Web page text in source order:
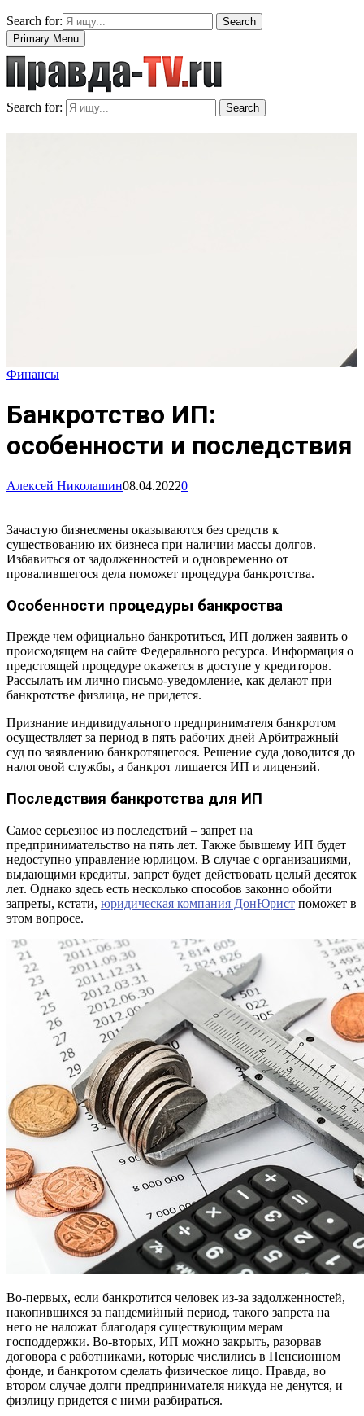
Search for:
Search
Primary Menu
Search for: Search
Финансы
Банкротство ИП:
особенности и последствия
Алексей Николашин08.04.20220
Зачастую бизнесмены оказываются без средств к
существованию их бизнеса при наличии массы долгов.
Избавиться от задолженностей и одновременно от
провалившегося дела поможет процедура банкротства.
Особенности процедуры банкроства
Прежде чем официально банкротиться, ИП должен заявить о
происходящем на сайте Федерального ресурса. Информация о
предстоящей процедуре окажется в доступе у кредиторов.
Рассылать им лично письмо-уведомление, как делают при
банкротстве физлица, не придется.
Признание индивидуального предпринимателя банкротом
осуществляет за период в пять рабочих дней Арбитражный
суд по заявлению банкротящегося. Решение суда доводится до
налоговой службы, а банкрот лишается ИП и лицензий.
Последствия банкротства для ИП
Самое серьезное из последствий – запрет на
предпринимательство на пять лет. Также бывшему ИП будет
недоступно управление юрлицом. В случае с организациями,
выдающими кредиты, запрет будет действовать целый десяток
лет. Однако здесь есть несколько способов законно обойти
запреты, кстати, юридическая компания ДонЮрист поможет в
этом вопросе.
Во-первых, если банкротится человек из-за задолженностей,
накопившихся за пандемийный период, такого запрета на
него не наложат благодаря существующим мерам
господдержки. Во-вторых, ИП можно закрыть, разорвав
договора с работниками, которые числились в Пенсионном
фонде, и банкротом сделать физическое лицо. Правда, во
втором случае долги предпринимателя никуда не денутся, и
физлицу придется с ними разбираться.